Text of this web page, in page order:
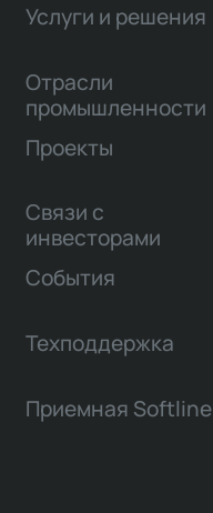
Услуги и решения
Отрасли
промышленности
Проекты
Связи с
инвесторами
События
Техподдержка
Приемная Softline